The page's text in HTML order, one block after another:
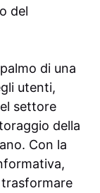
del
di una
utenti,
settore
della
Con la